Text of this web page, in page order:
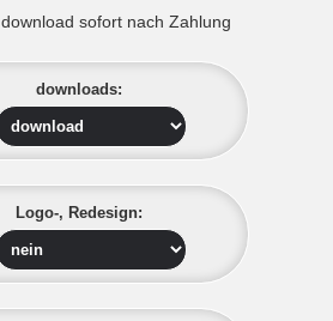
download sofort nach Zahlung
downloads:
Logo-, Redesign: